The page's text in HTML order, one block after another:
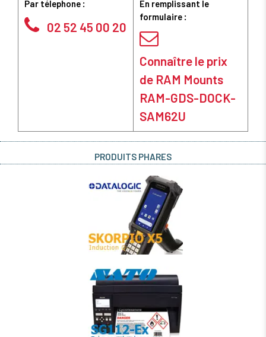
Par télephone :
02 52 45 00 20
En remplissant le
formulaire :
Connaître le prix
de RAM Mounts
RAM-GDS-DOCK-
SAM62U
PRODUITS PHARES